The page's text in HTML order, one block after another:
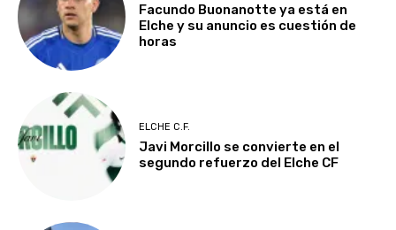
Facundo Buonanotte ya está en
Elche y su anuncio es cuestión de
horas
ELCHE C.F.
Javi Morcillo se convierte en el
segundo refuerzo del Elche CF